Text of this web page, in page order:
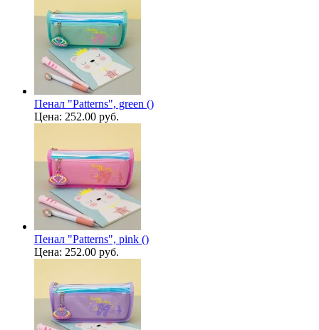
Пенал "Patterns", green ()
Цена: 252.00 руб.
Пенал "Patterns", pink ()
Цена: 252.00 руб.